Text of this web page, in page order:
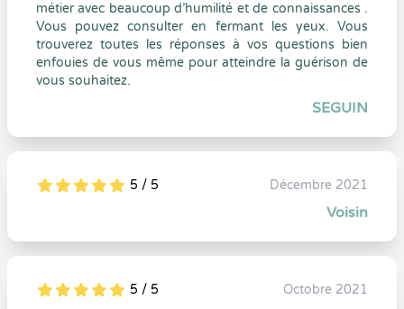
métier avec beaucoup d’humilité et de connaissances .
Vous pouvez consulter en fermant les yeux. Vous
trouverez toutes les réponses à vos questions bien
enfouies de vous même pour atteindre la guérison de
vous souhaitez.
SEGUIN
5
1
5
0 5 / 5 Décembre 2021
Voisin
5
1
5
0 5 / 5
Octobre 2021